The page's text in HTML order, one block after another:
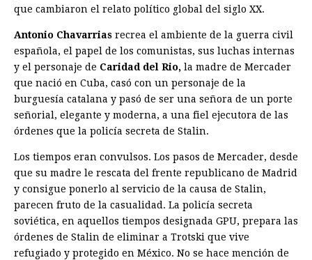
que cambiaron el relato político global del siglo XX.
Antonio Chavarrias recrea el ambiente de la guerra civil
española, el papel de los comunistas, sus luchas internas
y el personaje de Caridad del Rio, la madre de Mercader
que nació en Cuba, casó con un personaje de la
burguesía catalana y pasó de ser una señora de un porte
señorial, elegante y moderna, a una fiel ejecutora de las
órdenes que la policía secreta de Stalin.
Los tiempos eran convulsos. Los pasos de Mercader, desde
que su madre le rescata del frente republicano de Madrid
y consigue ponerlo al servicio de la causa de Stalin,
parecen fruto de la casualidad. La policía secreta
soviética, en aquellos tiempos designada GPU, prepara las
órdenes de Stalin de eliminar a Trotski que vive
refugiado y protegido en México. No se hace mención de